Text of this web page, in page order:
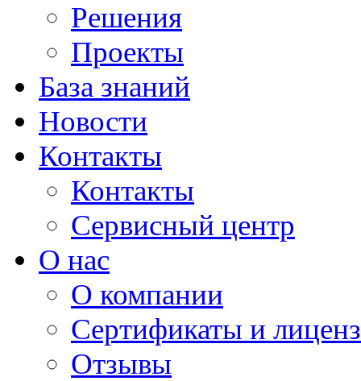
Решения
Проекты
База знаний
Новости
Контакты
Контакты
Сервисный центр
О нас
О компании
Сертификаты и
Отзывы